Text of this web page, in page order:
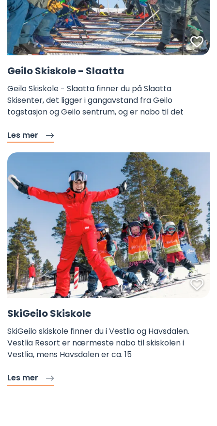
Geilo Skiskole - Slaatta
Geilo Skiskole - Slaatta finner du på Slaatta
Skisenter, det ligger i gangavstand fra Geilo
togstasjon og Geilo sentrum, og er nabo til det
Les mer
SkiGeilo Skiskole
SkiGeilo skiskole finner du i Vestlia og Havsdalen.
Vestlia Resort er nærmeste nabo til skiskolen i
Vestlia, mens Havsdalen er ca. 15
Les mer